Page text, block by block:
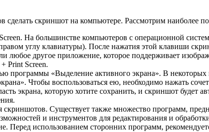
сделать скриншот на компьютере. Рассмотрим наиболее
На большинстве компьютеров с операционной
углу клавиатуры). После нажатия этой клавиши
любое другое приложение, которое поддерживает
Print Screen.
программы «Выделение активного экрана». В
Чтобы воспользоваться ею, необходимо нажать
экрана, которую хотите сохранить, и скриншот будет
Существует также множество программ,
и инструментов для редактирования и
Перед использованием сторонних программ,